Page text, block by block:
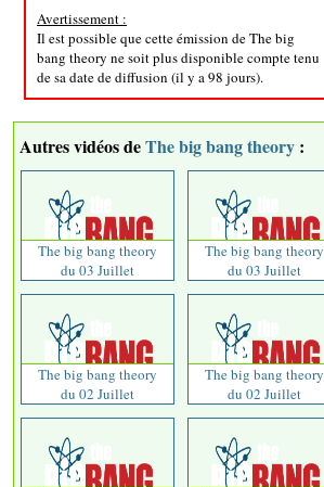
Avertissement :
Il est possible que cette émission de The big
bang theory ne soit plus disponible compte tenu
de sa date de diffusion (il y a 98 jours).
Autres vidéos deThe big bang theory :
The big bang theory
du 03 Juillet
The big bang theory
du 03 Juillet
The big bang theory
du 02 Juillet
The big bang theory
du 02 Juillet